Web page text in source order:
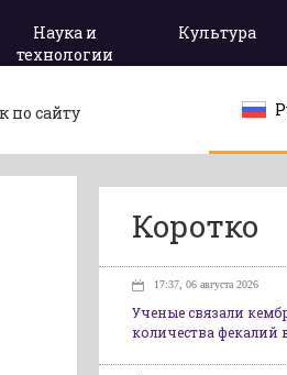
Наука и
технологии
Культура
Коротко
17:37, 06 августа 2026
Ученые связали
количества фекалий